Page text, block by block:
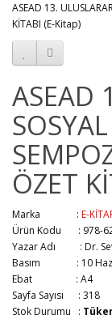
ASEAD 13.
KİTABI (E-Kitap)
ASEAD
ÖZET
Marka : E-
Ürün Kodu : 978-
Yazar Adı : Dr.
Basım : 10
Ebat : A4
Sayfa Sayısı : 318
Stok Durumu :